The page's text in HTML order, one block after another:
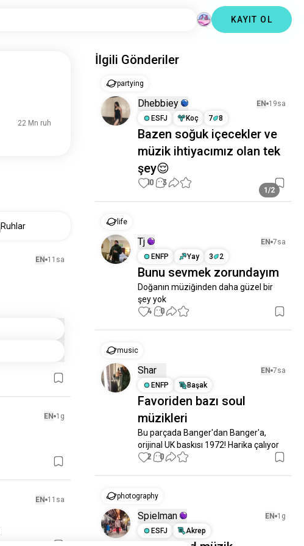
KAYIT OL
22 Mn ruh
Ruhlar
EN 11sa
EN 1g
EN 11sa
İlgili Gönderiler
partying
Dhebbiey EN 19sa
ESFJ
Koç 7 8
Bazen soğuk içecekler ve
müzik ihtiyacımız olan tek
şey😌
1/2
10 3
life
Tj EN 7sa
ENFP
Yay 3 2
Bunu sevmek zorundayım
Doğanın müziğinden daha güzel bir
şey yok
4 0
music
Shar EN 7sa
ENFP
Başak
Favoriden bazı soul
müzikleri
Bu parçada Banger'dan Banger'a,
orijinal UK baskısı 1972! Harika çalıyor
2 0
photography
Spielman EN 1g
ESFJ
Akrep